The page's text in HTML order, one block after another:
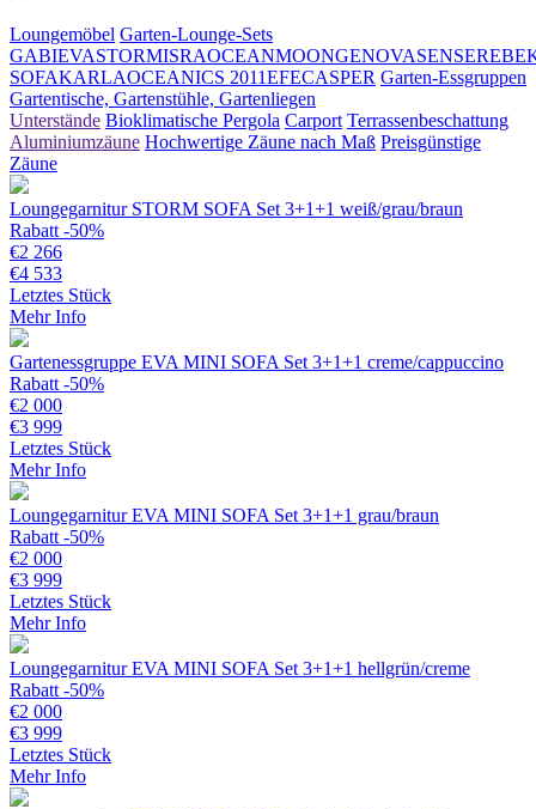
Loungemöbel Garten-Lounge-Sets
GABIEVASTORMISRAOCEANMOONGENOVASENSE
SOFAKARLAOCEANICS 2011EFECASPER Garten-Essgruppen
Gartentische, Gartenstühle, Gartenliegen
Unterstände Bioklimatische Pergola Carport Terrassenbeschattung
Aluminiumzäune Hochwertige Zäune nach Maß Preisgünstige
Zäune
Loungegarnitur STORM SOFA Set 3+1+1 weiß/grau/braun
Rabatt -50%
€2 266
€4 533
Letztes Stück
Mehr Info
Gartenessgruppe EVA MINI SOFA Set 3+1+1 creme/cappuccino
Rabatt -50%
€2 000
€3 999
Letztes Stück
Mehr Info
Loungegarnitur EVA MINI SOFA Set 3+1+1 grau/braun
Rabatt -50%
€2 000
€3 999
Letztes Stück
Mehr Info
Loungegarnitur EVA MINI SOFA Set 3+1+1 hellgrün/creme
Rabatt -50%
€2 000
€3 999
Letztes Stück
Mehr Info